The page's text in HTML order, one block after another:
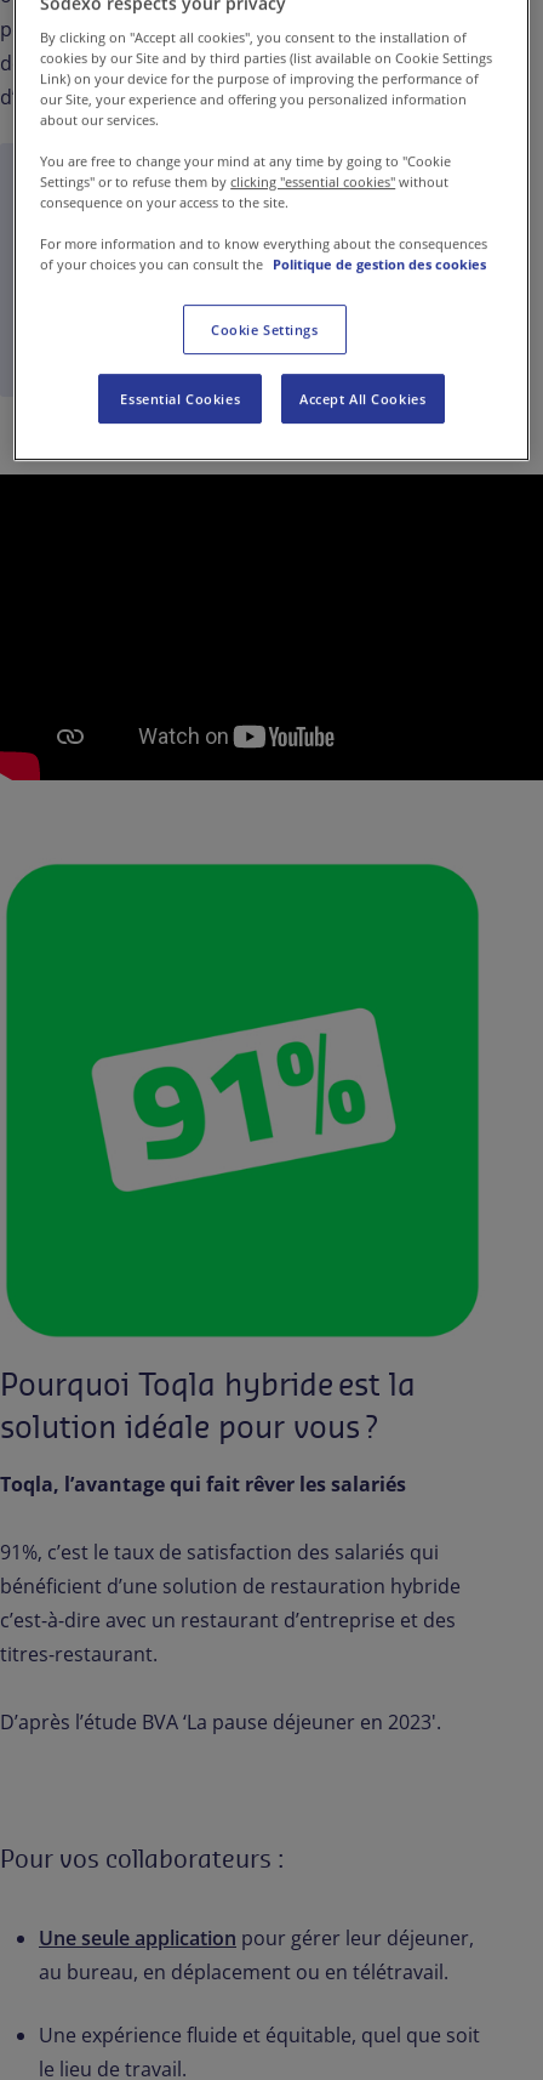
permet d’accéder via une application tout-en-1 à
deux services complémentaires : la restauration
d’entreprise et les titres-restaurant.
Accès directs
Pourquoi Toqla hybride est la
solution idéale pour vous ?
Toqla, l’avantage qui fait rêver les salariés
91%, c’est le taux de satisfaction des salariés qui
bénéficient d’une solution de restauration hybride
c’est-à-dire avec un restaurant d’entreprise et des
titres-restaurant.
D’après l’étude BVA ‘La pause déjeuner en 2023'.
Pour vos collaborateurs :
Une seule application pour gérer leur déjeuner,
au bureau, en déplacement ou en télétravail.
Une expérience fluide et équitable, quel que soit
le lieu de travail.
By clicking on "Accept all cookies", you consent to the installation of
cookies by our Site and by third parties (list available on Cookie Settings
Link) on your device for the purpose of improving the performance of
our Site, your experience and offering you personalized information
about our services.
You are free to change your mind at any time by going to "Cookie
Settings" or to refuse them byclicking "essential cookies" without
consequence on your access to the site.
For more information and to know everything about the consequences
of your choices you can consult the Politique de gestion des cookies
Cookie Settings
Essential Cookies Accept All Cookies